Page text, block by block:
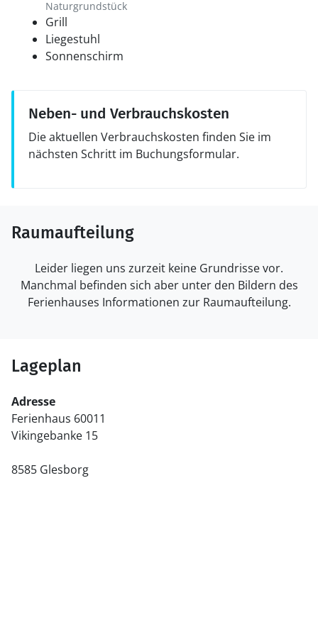
Naturgrundstück
Grill
Liegestuhl
Sonnenschirm
Neben- und Verbrauchskosten
Die aktuellen Verbrauchskosten finden Sie im
nächsten Schritt im Buchungsformular.
Raumaufteilung
Leider liegen uns zurzeit keine Grundrisse vor.
Manchmal befinden sich aber unter den Bildern des
Ferienhauses Informationen zur Raumaufteilung.
Lageplan
Adresse
Ferienhaus 60011
Vikingebanke 15
8585 Glesborg